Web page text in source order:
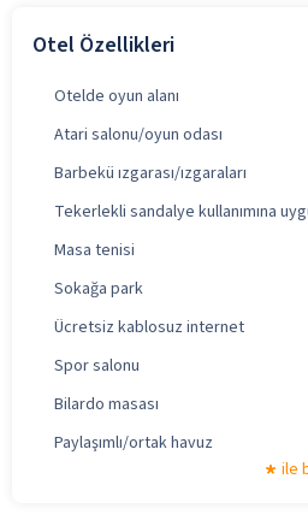
Otel Özellikleri
Otelde oyun alanı
Atari salonu/oyun odası
Barbekü ızgarası/ızgaraları
Tekerlekli sandalye kullanımına
Masa tenisi
Sokağa park
Ücretsiz kablosuz internet
Spor salonu
Bilardo masası
Paylaşımlı/ortak havuz
ile